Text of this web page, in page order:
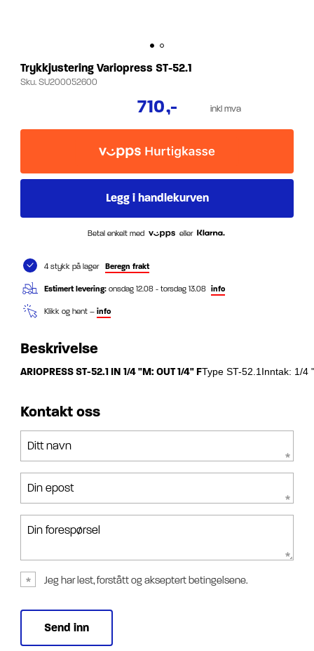
Trykkjustering Variopress ST-52.1
Sku.SU200052600
710,- inkl mva
Betal enkelt med eller
4 stykk på lager Beregn frakt
Estimert levering: onsdag 12.08 - torsdag 13.08 info
Klikk og hent – info
Beskrivelse
ARIOPRESS ST-52.1 IN 1/4 "M: OUT 1/4" FType ST-52.1Inntak: 1/4
Kontakt oss
Ditt navn
Din epost
Din forespørsel
Jeg har lest, forstått og akseptert betingelsene.